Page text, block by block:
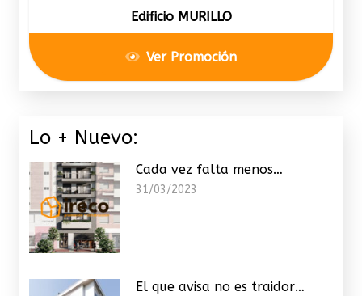
Edificio MURILLO
Ver Promoción
Lo + Nuevo:
Cada vez falta menos…
31/03/2023
El que avisa no es traidor…